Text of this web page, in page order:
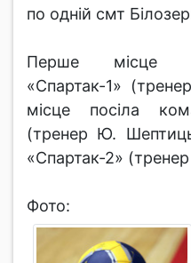
по одній смт
Перше місце
«Спартак-1»
місце посіла
(тренер Ю.
«Спартак-2»
Фото: